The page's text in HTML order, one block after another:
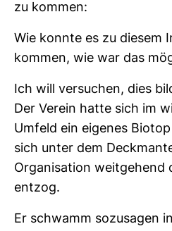
zu kommen:
Wie konnte es zu diesem
kommen, wie war das
Ich will ver­su­chen, dies
Der Verein hatte sich im
Umfeld ein eigenes
sich unter dem
Orga­ni­sa­tion weit­ge­hend
entzog.
Er schwamm sozu­sagen